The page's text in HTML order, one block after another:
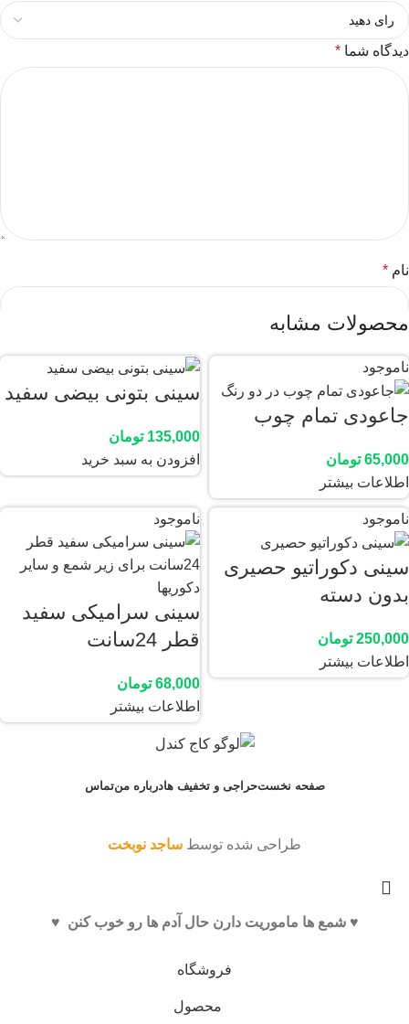
دیدگاه شما *
نام *
ایمیل*
ذخیره نام، ایمیل و وبسایت من در مرورگر برای زمانی که دوباره
دیدگاهی می‌نویسم.
محصولات مشابه
ناموجود
جاعودی تمام چوب
65,000 تومان
اطلاعات بیشتر
سینی بتونی بیضی سفید
135,000 تومان
افزودن به سبد خرید
ناموجود
سینی دکوراتیو حصیری
بدون دسته
250,000 تومان
اطلاعات بیشتر
ناموجود
سینی سرامیکی سفید
قطر 24سانت
68,000 تومان
اطلاعات بیشتر
صفحه نخستحراجی و تخفیف هادرباره منتماس
طراحی شده توسط ساجد نوبخت
♥️ شمع ها ماموریت دارن حال آدم ها رو خوب کنن ♥️
فروشگاه
محصول